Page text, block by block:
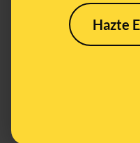
Hazte
FALSO